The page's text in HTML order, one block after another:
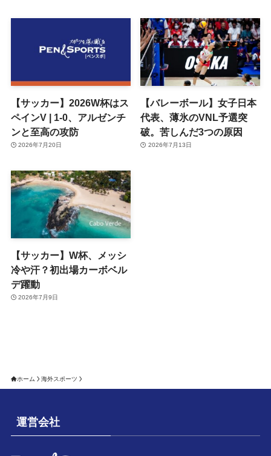
【サッカー】2026W杯はス
ペインV | 1-0、アルゼンチ
ンと至高の攻防
2026年7月20日
【バレーボール】女子日本
代表、薄氷のVNL予選突
破。苦しんだ3つの原因
2026年7月13日
【サッカー】W杯、メッシ
冷や汗？初出場カーボベル
デ躍動
2026年7月9日
ホーム 海外スポーツ
運営会社